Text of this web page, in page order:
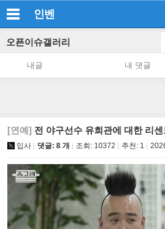
인벤
오픈이슈갤러리
내글 내 댓글
[연예] 전 야구선수 유희관에 대한 리
입사 댓글: 8 개 조회: 10372 추천: 1